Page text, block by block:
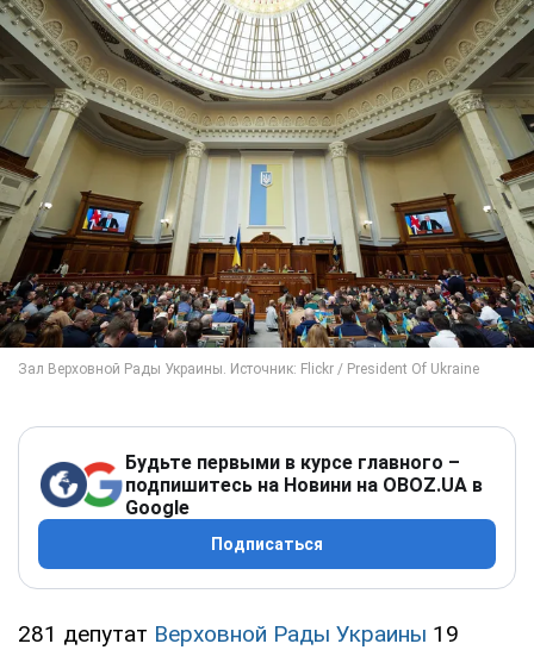
Будьте первыми в курсе главного –
подпишитесь на Новини на OBOZ.UA в
Google
Подписаться
281 депутат Верховной Рады Украины 19